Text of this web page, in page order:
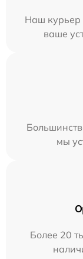
Наш курьер
ваше
мы
Более 20